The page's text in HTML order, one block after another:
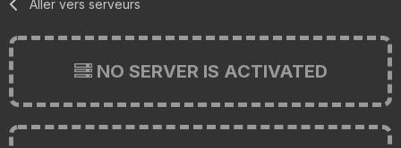
Aller vers serveurs
NO SERVER IS ACTIVATED